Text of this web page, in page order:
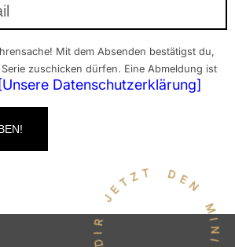
Mit dem Absenden bestätigst du,
zuschicken dürfen. Eine Abmeldung ist
[Unsere Datenschutzerklärung]